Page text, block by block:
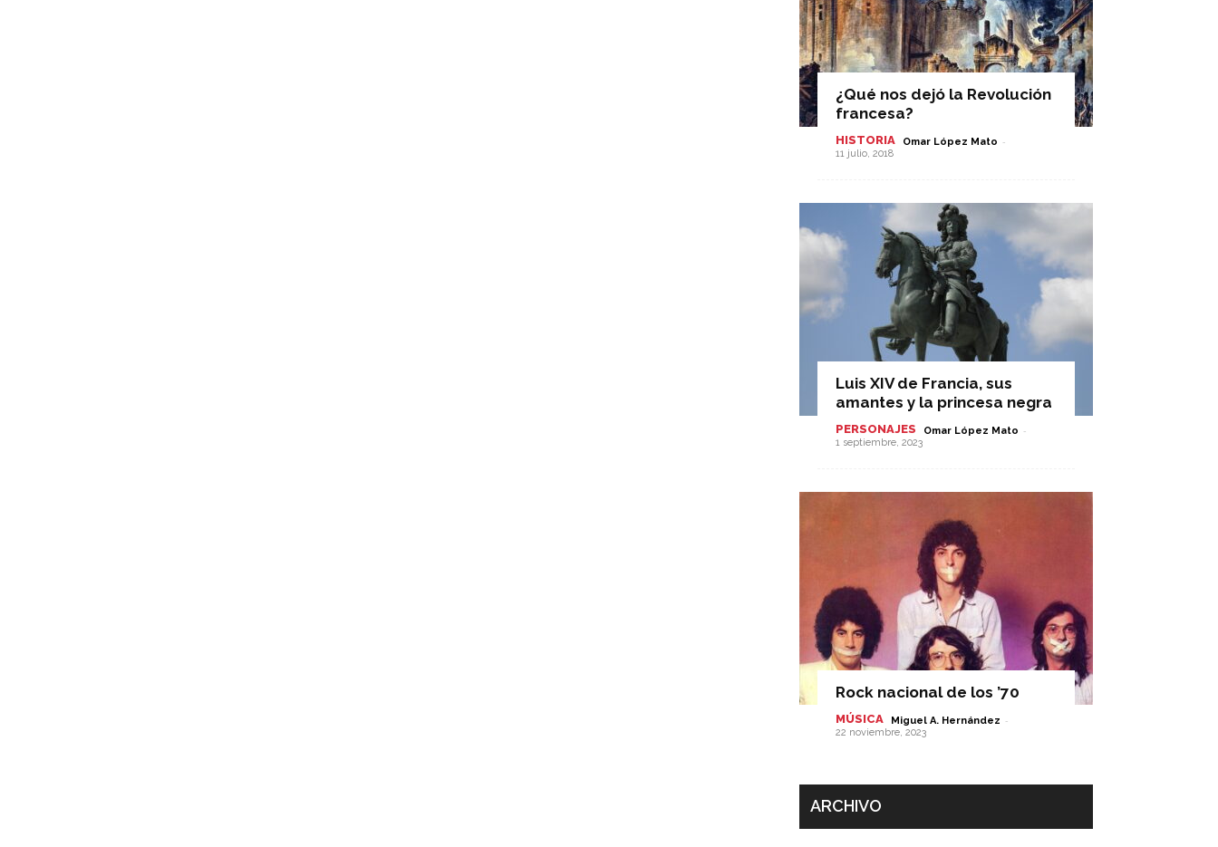
¿Qué nos dejó la Revolución
francesa?
HISTORIA Omar López Mato -
11 julio, 2018
Luis XIV de Francia, sus
amantes y la princesa negra
PERSONAJES Omar López Mato -
1 septiembre, 2023
Rock nacional de los ’70
MÚSICA Miguel A. Hernández -
22 noviembre, 2023
ARCHIVO